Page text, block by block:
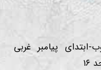
ابتدای پیامبر غربی